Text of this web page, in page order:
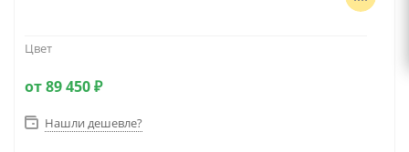
Цвет
от89 450 ₽
Нашли дешевле?